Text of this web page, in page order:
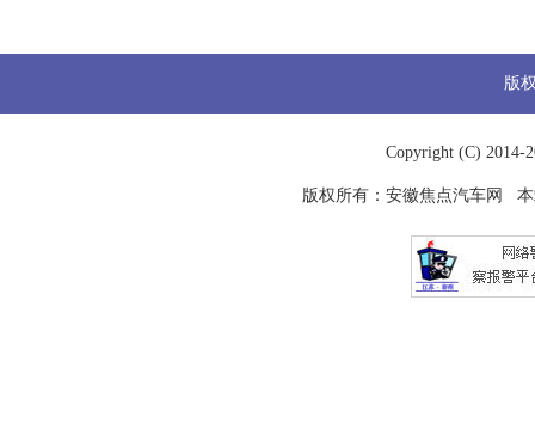
版
Copyright (C) 2014-
版权所有： 安徽焦点汽车网 本